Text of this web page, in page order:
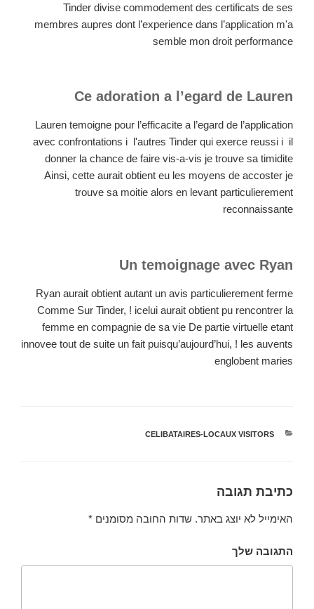
Tinder divise commodement des certificats de ses
membres aupres dont l’experience dans l’application m'a
semble mon droit performance
Ce adoration a l’egard de Lauren
Lauren temoigne pour l’efficacite a l’egard de l’application
avec confrontations i l'autres Tinder qui exerce reussi i il
donner la chance de faire vis-a-vis je trouve sa timidite
Ainsi, cette aurait obtient eu les moyens de accoster je
trouve sa moitie alors en levant particulierement
reconnaissante
Un temoignage avec Ryan
Ryan aurait obtient autant un avis particulierement ferme
Comme Sur Tinder, ! icelui aurait obtient pu rencontrer la
femme en compagnie de sa vie De partie virtuelle etant
innovee tout de suite un fait puisqu’aujourd’hui, ! les auvents
englobent maries
קטגוריות
CELIBATAIRES-LOCAUX VISITORS
כתיבת תגובה
האימייל לא יוצג באתר. שדות החובה מסומנים *
התגובה שלך